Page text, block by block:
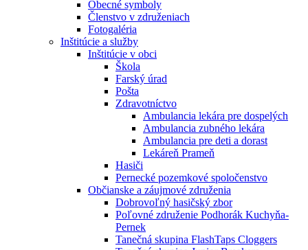
Obecné symboly
Členstvo v združeniach
Fotogaléria
Inštitúcie a služby
Inštitúcie v obci
Škola
Farský úrad
Pošta
Zdravotníctvo
Ambulancia lekára pre dospelých
Ambulancia zubného lekára
Ambulancia pre deti a dorast
Lekáreň Prameň
Hasiči
Pernecké pozemkové spoločenstvo
Občianske a záujmové združenia
Dobrovoľný hasičský zbor
Poľovné združenie Podhorák Kuchyňa-
Pernek
Tanečná skupina FlashTaps Cloggers